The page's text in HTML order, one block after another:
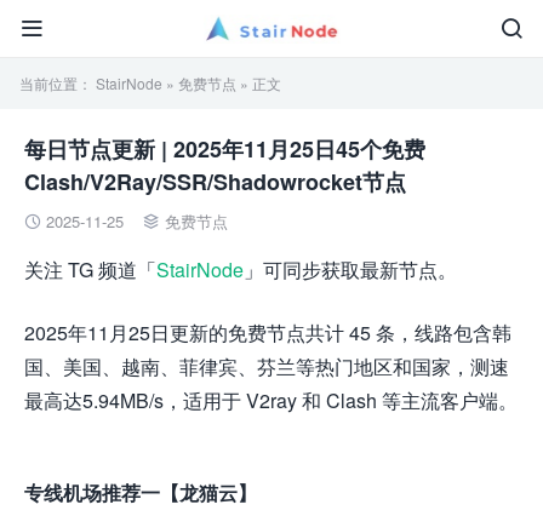


当前位置： StairNode » 免费节点 » 正文
每日节点更新 | 2025年11月25日45个免费
Clash/V2Ray/SSR/Shadowrocket节点
 2025-11-25  免费节点
关注 TG 频道「StairNode 」可同步获取最新节点。
2025年11月25日更新的免费节点共计 45 条，线路包含韩
国、美国、越南、菲律宾、芬兰等热门地区和国家，测速
最高达5.94MB/s，适用于 V2ray 和 Clash 等主流客户端。
专线机场推荐一【龙猫云】